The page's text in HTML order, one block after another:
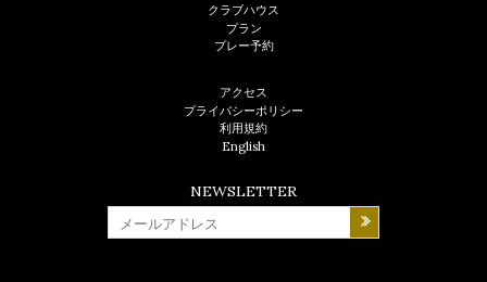
クラブハウス
プラン
プレー予約
アクセス
プライバシーポリシー
利用規約
English
NEWSLETTER